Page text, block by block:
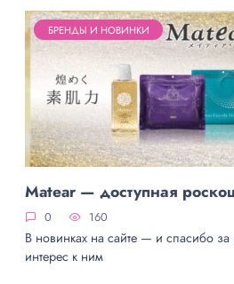
БРЕНДЫ И НОВИНКИ
Matear — доступная
0 160
В новинках на сайте — и спасибо
интерес к ним